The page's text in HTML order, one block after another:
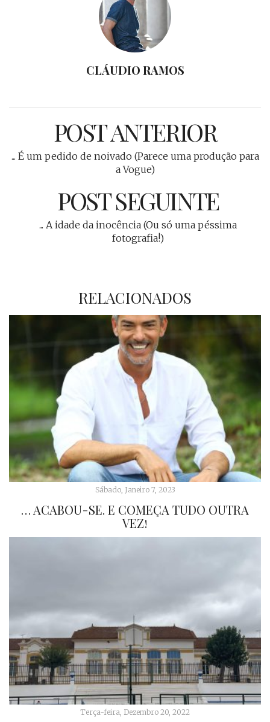
CLÁUDIO RAMOS
POST ANTERIOR
... É um pedido de noivado (Parece uma produção para
a Vogue)
POST SEGUINTE
... A idade da inocência (Ou só uma péssima
fotografia!)
RELACIONADOS
Sábado, Janeiro 7, 2023
… ACABOU-SE. E COMEÇA TUDO OUTRA
VEZ!
Terça-feira, Dezembro 20, 2022